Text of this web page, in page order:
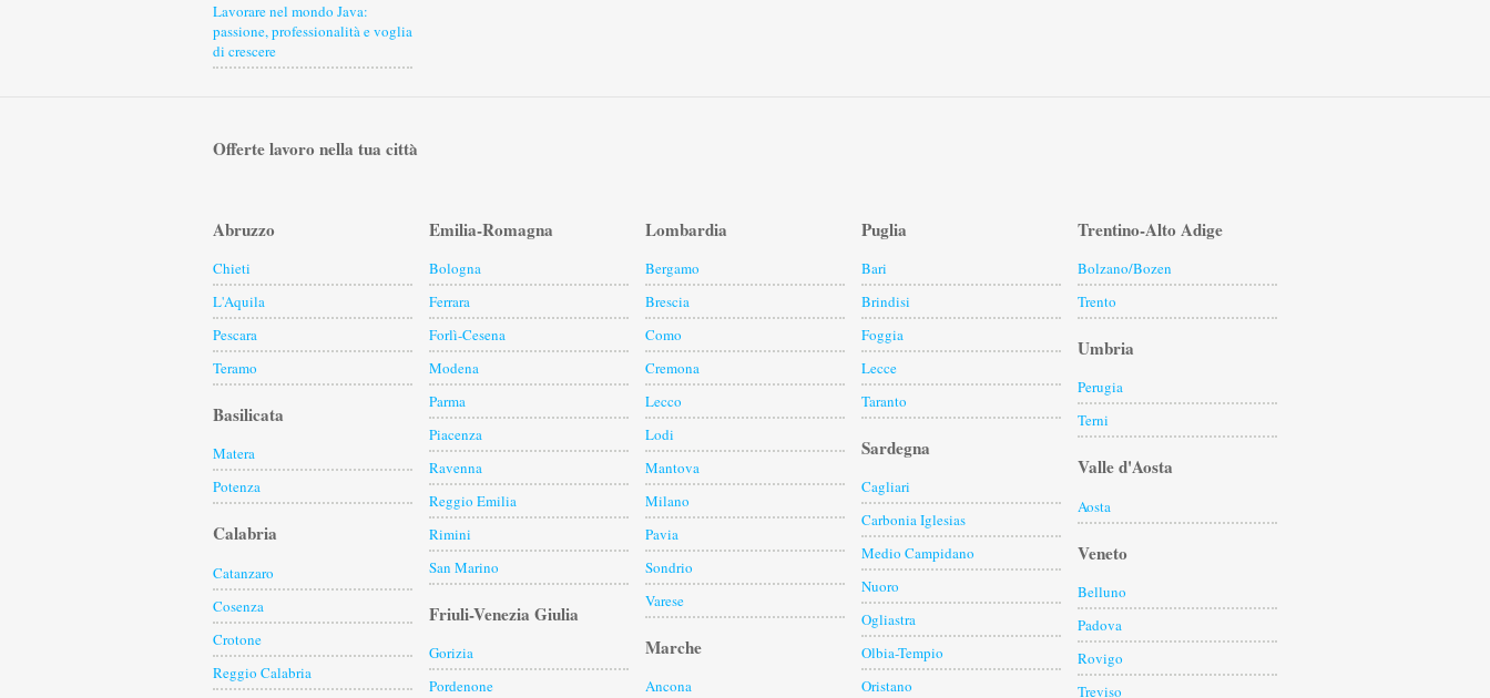
Lavorare nel mondo Java:
passione, professionalità e voglia
di crescere
Offerte lavoro nella tua città
Abruzzo
Chieti
L'Aquila
Pescara
Teramo
Basilicata
Matera
Potenza
Calabria
Catanzaro
Cosenza
Crotone
Reggio Calabria
Emilia-Romagna
Bologna
Ferrara
Forlì-Cesena
Modena
Parma
Piacenza
Ravenna
Reggio Emilia
Rimini
San Marino
Friuli-Venezia Giulia
Gorizia
Pordenone
Lombardia
Bergamo
Brescia
Como
Cremona
Lecco
Lodi
Mantova
Milano
Pavia
Sondrio
Varese
Marche
Ancona
Puglia
Bari
Brindisi
Foggia
Lecce
Taranto
Sardegna
Cagliari
Carbonia Iglesias
Medio Campidano
Nuoro
Ogliastra
Olbia-Tempio
Oristano
Trentino-Alto Adige
Bolzano/Bozen
Trento
Umbria
Perugia
Terni
Valle d'Aosta
Aosta
Veneto
Belluno
Padova
Rovigo
Treviso